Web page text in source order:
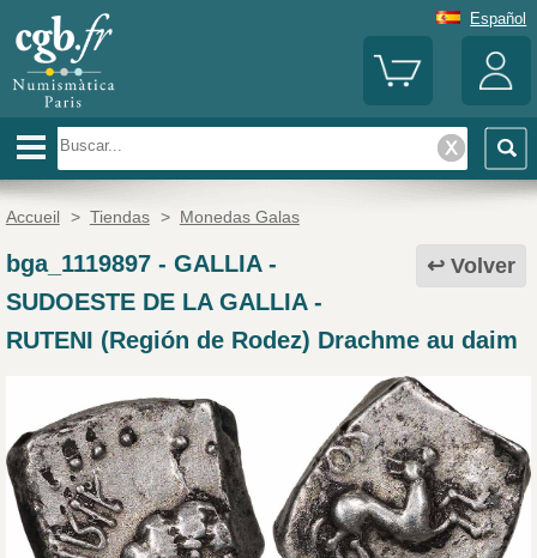
Español
Accueil > Tiendas > Monedas Galas
Volver
bga_1119897- GALLIA -
SUDOESTE DE LA GALLIA -
RUTENI (Región de Rodez) Drachme au daim